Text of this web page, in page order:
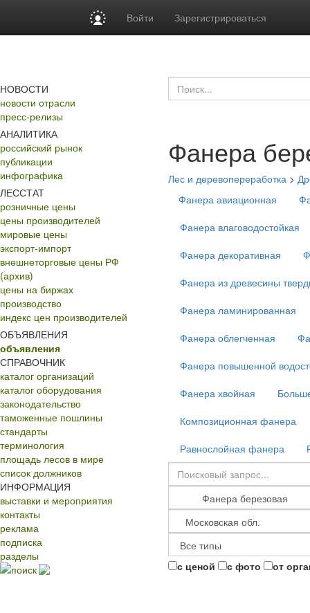
Войти Зарегистрироваться
НОВОСТИ
новости отрасли
пресс-релизы
АНАЛИТИКА
российский рынок
публикации
инфографика
ЛЕССТАТ
розничные цены
цены производителей
мировые цены
экспорт-импорт
внешнеторговые цены РФ
(архив)
цены на биржах
производство
индекс цен производителей
ОБЪЯВЛЕНИЯ
объявления
СПРАВОЧНИК
каталог организаций
каталог оборудования
законодательство
таможенные пошлины
стандарты
терминология
площадь лесов в мире
список должников
ИНФОРМАЦИЯ
выставки и мероприятия
контакты
реклама
подписка
разделы
поиск
Фанера
Лес и деревопереработка >
Фанера авиационная
Фанера влаговодостойкая
Фанера декоративная
Фанера из древесины
Фанера ламинированная
Фанера облегченная
Фанера повышенной
Фанера хвойная
Композиционная фанера
Равнослойная фанера
с ценой с фото от